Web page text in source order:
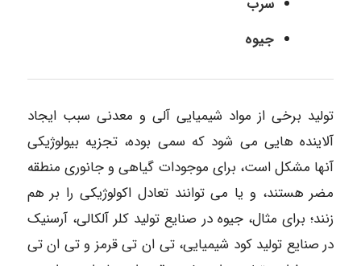
سرب
جیوه
تولید برخی از مواد شیمیایی آلی و معدنی سبب ایجاد
آلاینده هایی می شود که سمی بوده، تجزیه بیولوژیکی
آنها مشکل است، برای موجودات گیاهی و جانوری منطقه
مضر هستند، و یا می توانند تعادل اکولوژیکی را بر هم
زنند؛ برای مثال، جیوه در صنایع تولید کلر آلکالی، آرسنیک
در صنایع تولید کود شیمیایی، تی ان تی قرمز و تی ان تی